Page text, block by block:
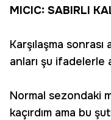
MICIC: SABIRLI
Karşılaşma
anları şu ifadelerle
Normal sezondaki
kaçırdım ama bu